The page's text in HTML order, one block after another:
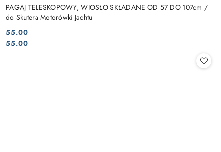
PAGAJ TELESKOPOWY, WIOSŁO SKŁADANE OD 57 DO 107cm /
do Skutera Motorówki Jachtu
Cena:
55.00
Cena:
55.00